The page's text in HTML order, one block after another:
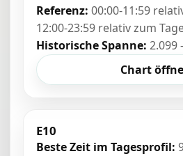
Referenz: 00:00-11:59
12:00-23:59 relativ zum
Historische Spanne: 2.099
Chart
E10
Beste Zeit im Tagesprofil: